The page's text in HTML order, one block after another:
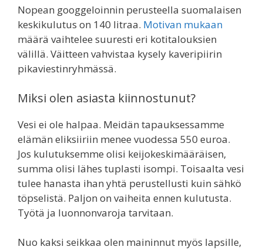
Nopean googgeloinnin perusteella suomalaisen
keskikulutus on 140 litraa. Motivan mukaan
määrä vaihtelee suuresti eri kotitalouksien
välillä. Väitteen vahvistaa kysely kaveripiirin
pikaviestinryhmässä.
Miksi olen asiasta kiinnostunut?
Vesi ei ole halpaa. Meidän tapauksessamme
elämän eliksiiriin menee vuodessa 550 euroa.
Jos kulutuksemme olisi keijokeskimääräisen,
summa olisi lähes tuplasti isompi. Toisaalta vesi
tulee hanasta ihan yhtä perustellusti kuin sähkö
töpselistä. Paljon on vaiheita ennen kulutusta.
Työtä ja luonnonvaroja tarvitaan.
Nuo kaksi seikkaa olen maininnut myös lapsille,